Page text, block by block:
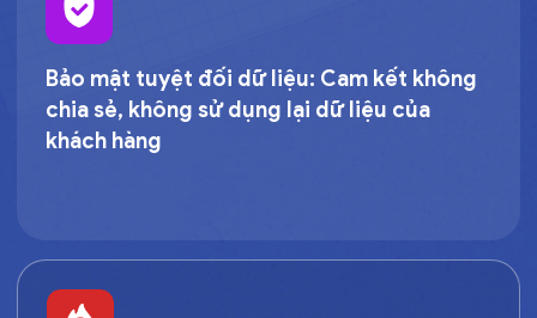
Bảo mật tuyệt đối dữ liệu: Cam kết không
chia sẻ, không sử dụng lại dữ liệu của
khách hàng